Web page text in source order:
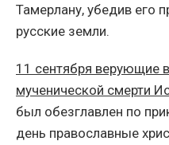
Тамерлану, убедив его
русские земли.
11 сентября верующие
мученической смерти
был обезглавлен по
день православные